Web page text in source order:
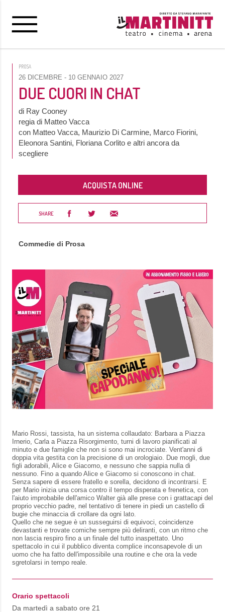
PROSA
26 DICEMBRE - 10 GENNAIO 2027
DUE CUORI IN CHAT
di Ray Cooney
regia di Matteo Vacca
con Matteo Vacca, Maurizio Di Carmine, Marco Fiorini,
Eleonora Santini, Floriana Corlito e altri ancora da
scegliere
ACQUISTA ONLINE
SHARE
Commedie di Prosa
Mario Rossi, tassista, ha un sistema collaudato: Barbara a Piazza
Irnerio, Carla a Piazza Risorgimento, turni di lavoro pianificati al
minuto e due famiglie che non si sono mai incrociate. Vent'anni di
doppia vita gestita con la precisione di un orologiaio. Due mogli, due
figli adorabili, Alice e Giacomo, e nessuno che sappia nulla di
nessuno. Fino a quando Alice e Giacomo si conoscono in chat.
Senza sapere di essere fratello e sorella, decidono di incontrarsi. E
per Mario inizia una corsa contro il tempo disperata e frenetica, con
l'aiuto improbabile dell'amico Walter già alle prese con i grattacapi del
proprio vecchio padre, nel tentativo di tenere in piedi un castello di
bugie che minaccia di crollare da ogni lato.
Quello che ne segue è un susseguirsi di equivoci, coincidenze
devastanti e trovate comiche sempre più deliranti, con un ritmo che
non lascia respiro fino a un finale del tutto inaspettato. Uno
spettacolo in cui il pubblico diventa complice inconsapevole di un
uomo che ha fatto dell'impossibile una routine e che ora la vede
sgretolarsi in tempo reale.
Orario spettacoli
Da martedì a sabato ore 21